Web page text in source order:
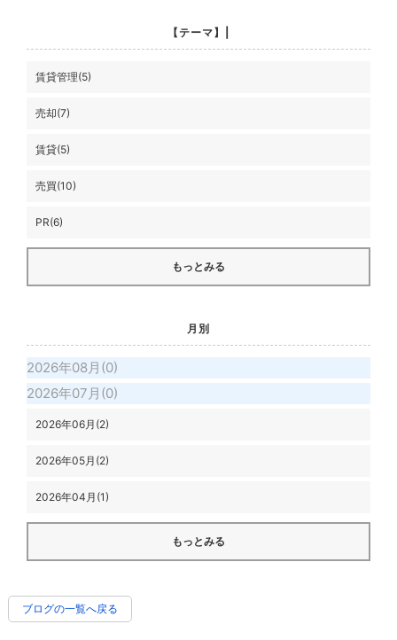
【テーマ】|
賃貸管理(5)
売却(7)
賃貸(5)
売買(10)
PR(6)
もっとみる
月別
2026年08月(0)
2026年07月(0)
2026年06月(2)
2026年05月(2)
2026年04月(1)
もっとみる
ブログの一覧へ戻る